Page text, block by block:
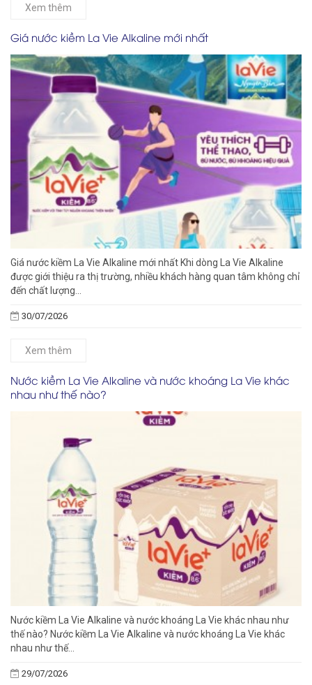
Xem thêm
Giá nước kiềm La Vie Alkaline mới nhất
Giá nước kiềm La Vie Alkaline mới nhất Khi dòng La Vie Alkaline
được giới thiệu ra thị trường, nhiều khách hàng quan tâm không chỉ
đến chất lượng...
30/07/2026
Xem thêm
Nước kiềm La Vie Alkaline và nước khoáng La Vie khác
nhau như thế nào?
Nước kiềm La Vie Alkaline và nước khoáng La Vie khác nhau như
thế nào? Nước kiềm La Vie Alkaline và nước khoáng La Vie khác
nhau như thế...
29/07/2026